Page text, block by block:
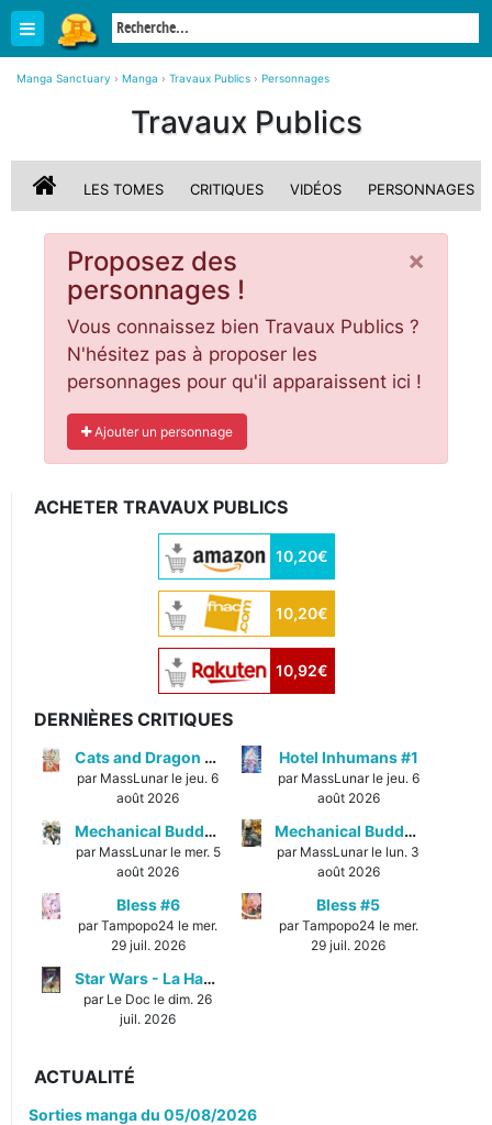
Manga Sanctuary › Manga › Travaux Publics › Personnages
Travaux Publics
LES TOMES CRITIQUES VIDÉOS PERSONNAGES
×
Proposez des
personnages !
Vous connaissez bien Travaux Publics ?
N'hésitez pas à proposer les
personnages pour qu'il apparaissent ici !
Ajouter un personnage
ACHETER TRAVAUX PUBLICS
10,20€
10,20€
10,92€
DERNIÈRES CRITIQUES
Cats and Dragon #3
par MassLunar le jeu. 6
août 2026
Hotel Inhumans #1
par MassLunar le jeu. 6
août 2026
Mechanical Buddy Universe #1
par MassLunar le mer. 5
août 2026
Mechanical Buddy Universe #0
par MassLunar le lun. 3
août 2026
Bless #6
par Tampopo24 le mer.
29 juil. 2026
Bless #5
par Tampopo24 le mer.
29 juil. 2026
Star Wars - La Haute République - Un équilibre fragile
par Le Doc le dim. 26
juil. 2026
ACTUALITÉ
Sorties manga du 05/08/2026